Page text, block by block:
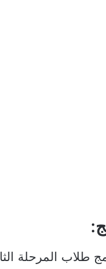
طلاب المرحلة